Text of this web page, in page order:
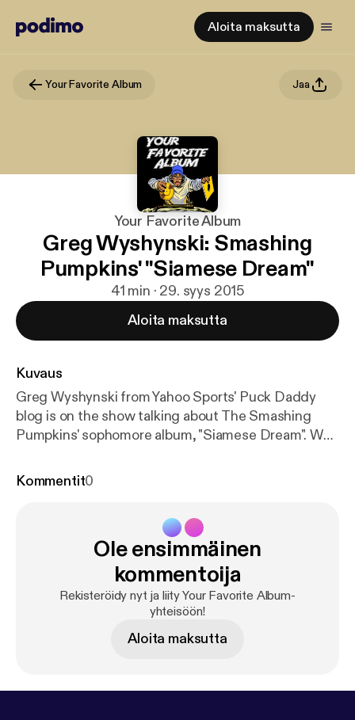
Aloita maksutta
Your Favorite Album Jaa
Your Favorite Album
Greg Wyshynski: Smashing
Pumpkins' "Siamese Dream"
41 min · 29. syys 2015
Aloita maksutta
Kuvaus
Greg Wyshynski from Yahoo Sports' Puck Daddy
blog is on the show talking about The Smashing
Pumpkins' sophomore album, "Siamese Dream". We
was so easy to relate to this album in high school,
Kommentit0
Ole ensimmäinen
kommentoija
Rekisteröidy nyt ja liity Your Favorite Album-
yhteisöön!
Aloita maksutta